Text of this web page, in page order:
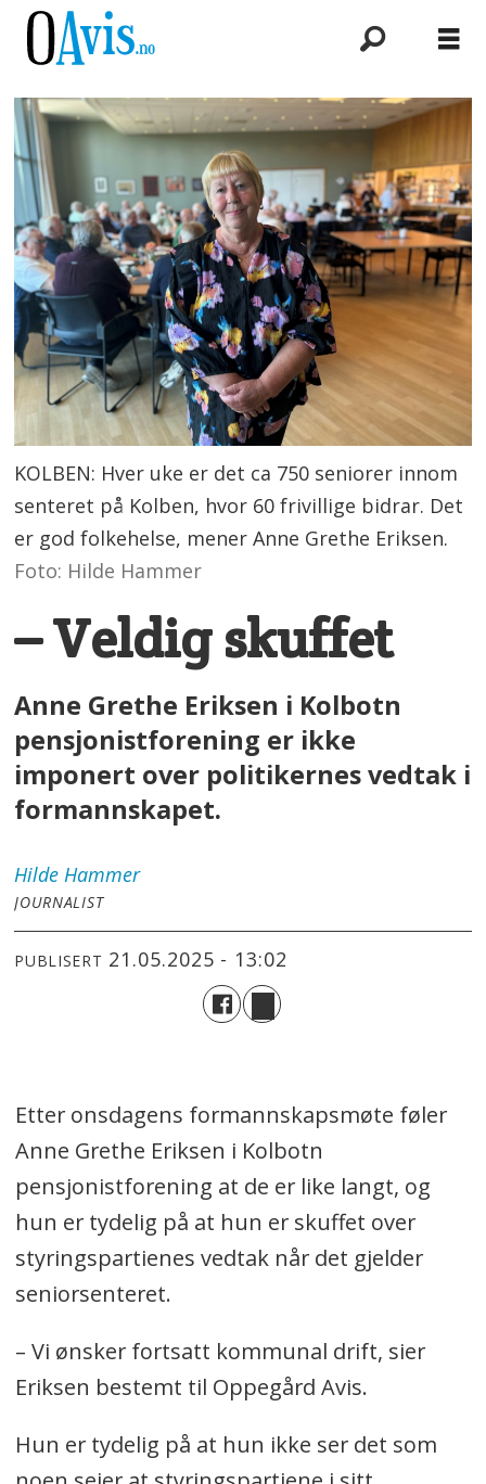
KOLBEN: Hver uke er det ca 750 seniorer innom
senteret på Kolben, hvor 60 frivillige bidrar. Det
er god folkehelse, mener Anne Grethe Eriksen.
Foto: Hilde Hammer
– Veldig skuffet
Anne Grethe Eriksen i Kolbotn
pensjonistforening er ikke
imponert over politikernes vedtak i
formannskapet.
Hilde Hammer
JOURNALIST
PUBLISERT 21.05.2025 - 13:02
Etter onsdagens formannskapsmøte føler
Anne Grethe Eriksen i Kolbotn
pensjonistforening at de er like langt, og
hun er tydelig på at hun er skuffet over
styringspartienes vedtak når det gjelder
seniorsenteret.
– Vi ønsker fortsatt kommunal drift, sier
Eriksen bestemt til Oppegård Avis.
Hun er tydelig på at hun ikke ser det som